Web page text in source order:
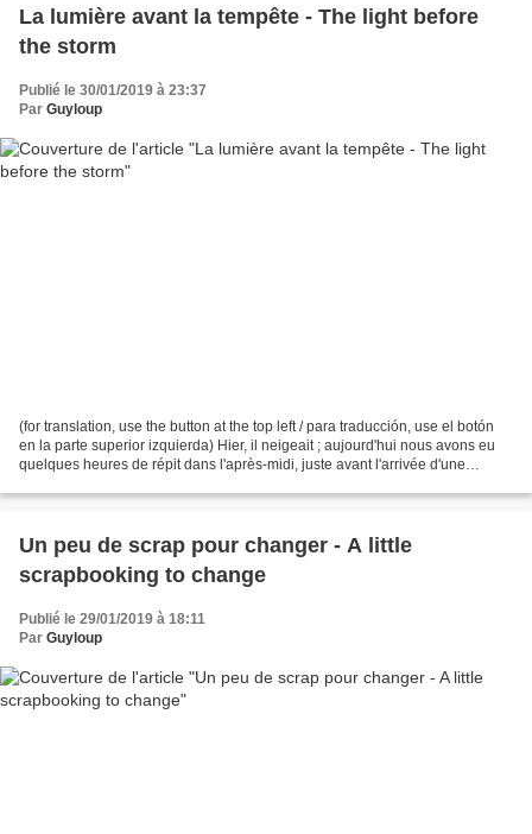
La lumière avant la tempête - The light before
the storm
Publié le 30/01/2019 à 23:37
Par Guyloup
(for translation, use the button at the top left / para traducción, use el botón
en la parte superior izquierda) Hier, il neigeait ; aujourd'hui nous avons eu
quelques heures de répit dans l'après-midi, juste avant l'arrivée d'une
Un peu de scrap pour changer - A little
scrapbooking to change
Publié le 29/01/2019 à 18:11
Par Guyloup